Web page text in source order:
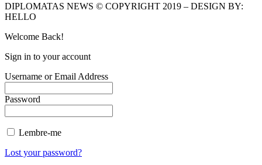
DIPLOMATAS NEWS © COPYRIGHT 2019 – DESIGN BY:
HELLO
Welcome Back!
Sign in to your account
Username or Email Address
Password
Lembre-me
Lost your password?